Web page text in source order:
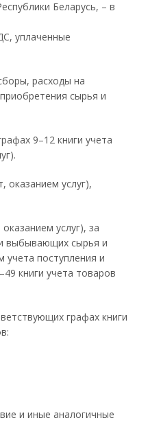
Беларусь, – в
уплаченные
расходы на
сырья и
9–12 книги учета
услуг),
услуг), за
выбывающих сырья и
поступления и
книги учета товаров
графах книги
и иные аналогичные